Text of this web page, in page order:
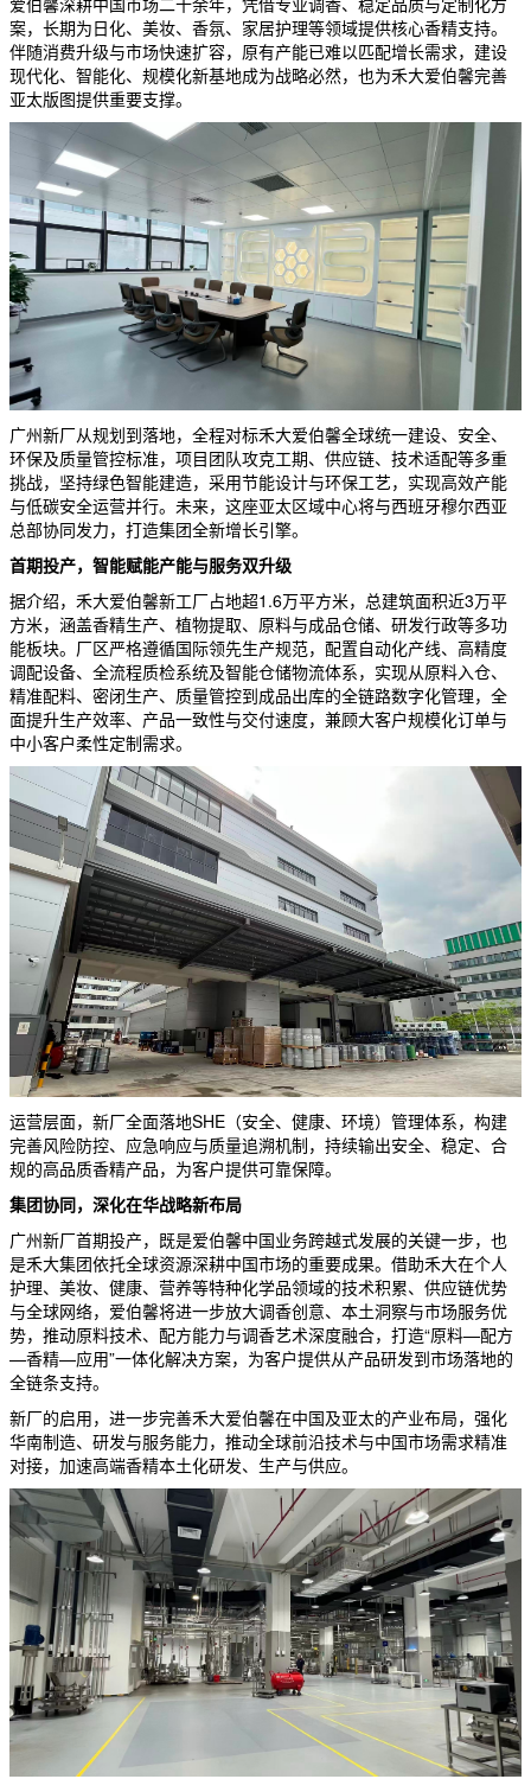
案，长期为日化、美妆、香氛、家居护理等领域提供核心香精支持。
伴随消费升级与市场快速扩容，原有产能已难以匹配增长需求，建设
现代化、智能化、规模化新基地成为战略必然，也为禾大爱伯馨完善
亚太版图提供重要支撑。
广州新厂从规划到落地，全程对标禾大爱伯馨全球统一建设、安全、
环保及质量管控标准，项目团队攻克工期、供应链、技术适配等多重
挑战，坚持绿色智能建造，采用节能设计与环保工艺，实现高效产能
与低碳安全运营并行。未来，这座亚太区域中心将与西班牙穆尔西亚
总部协同发力，打造集团全新增长引擎。
首期投产，智能赋能产能与服务双升级
据介绍，禾大爱伯馨新工厂占地超1.6万平方米，总建筑面积近3万平
方米，涵盖香精生产、植物提取、原料与成品仓储、研发行政等多功
能板块。厂区严格遵循国际领先生产规范，配置自动化产线、高精度
调配设备、全流程质检系统及智能仓储物流体系，实现从原料入仓、
精准配料、密闭生产、质量管控到成品出库的全链路数字化管理，全
面提升生产效率、产品一致性与交付速度，兼顾大客户规模化订单与
中小客户柔性定制需求。
运营层面，新厂全面落地SHE（安全、健康、环境）管理体系，构建
完善风险防控、应急响应与质量追溯机制，持续输出安全、稳定、合
规的高品质香精产品，为客户提供可靠保障。
集团协同，深化在华战略新布局
广州新厂首期投产，既是爱伯馨中国业务跨越式发展的关键一步，也
是禾大集团依托全球资源深耕中国市场的重要成果。借助禾大在个人
护理、美妆、健康、营养等特种化学品领域的技术积累、供应链优势
与全球网络，爱伯馨将进一步放大调香创意、本土洞察与市场服务优
势，推动原料技术、配方能力与调香艺术深度融合，打造“原料—配方
—香精—应用”一体化解决方案，为客户提供从产品研发到市场落地的
全链条支持。
新厂的启用，进一步完善禾大爱伯馨在中国及亚太的产业布局，强化
华南制造、研发与服务能力，推动全球前沿技术与中国市场需求精准
对接，加速高端香精本土化研发、生产与供应。